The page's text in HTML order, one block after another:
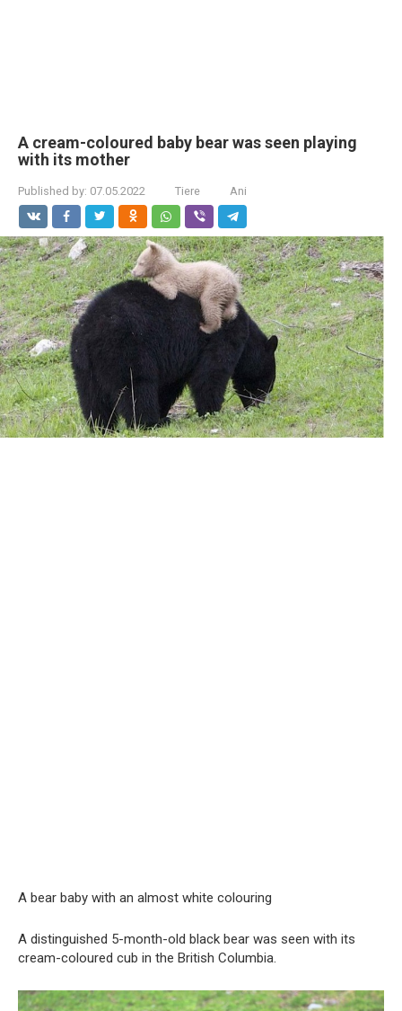
A cream-coloured baby bear was seen playing
with its mother
Published by: 07.05.2022 Tiere Ani
A bear baby with an almost white colouring
A distinguished 5-month-old black bear was seen with its
cream-coloured cub in the British Columbia.